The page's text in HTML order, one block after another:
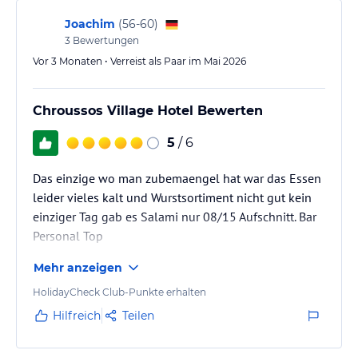
Öffnungszeiten: 12:00-23:00
Traditionelle griechische Fleischgerichte wie das berühmte
Souvlaki
Öffnungszeiten: 08:00-18:00
Saft – Smoothie Bar, Kaffee, Tee, Snacks, traditionelle
-Hauptpoolbar „Bacchus“
Öffnungszeiten: 10:00-00:30, Barservice
Modern gestaltete Bar mit Dachgarten und herrlichem Blick auf
den Wald, serviert Kaffee, Tee, Wein, Cocktails, alkoholische und
alkoholfreie Getränke und Snacks
-Poolbar „Herkules“
Öffnungszeiten: 10:30-23:00, Barservice
Neu renovierte Bar unter Bäumen im ruhigen Teil des Hotels,
serviert Kaffee, Tee, Wein, Cocktails, alkoholische und alkoholfreie
Getränke
-Halbpension Plus
Joachim (56-60)
3 Bewertungen
Vor 3 Monaten • Verreist als Paar im Mai 2026
Chroussos Village Hotel Bewerten
5 / 6
Das einzige wo man zubemaengel hat war das Essen
leider vieles kalt und Wurstsortiment nicht gut kein
einziger Tag gab es Salami nur 08/15 Aufschnitt. Bar
Personal Top
Mehr anzeigen
HolidayCheck Club-Punkte erhalten
Hilfreich Teilen